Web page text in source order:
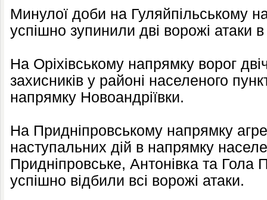
Минулої доби на Гуляйпільському
успішно зупинили дві ворожі атаки
На Оріхівському напрямку ворог
захисників у районі населеного
напрямку Новоандріївки.
На Придніпровському напрямку
наступальних дій в напрямку
Придніпровське, Антонівка та
успішно відбили всі ворожі атаки.